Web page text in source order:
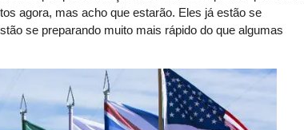
agora, mas acho que estarão. Eles já estão se
se preparando muito mais rápido do que algumas